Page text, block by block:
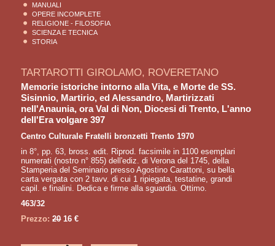
MANUALI
OPERE INCOMPLETE
RELIGIONE - FILOSOFIA
SCIENZA E TECNICA
STORIA
TARTAROTTI GIROLAMO, ROVERETANO
Memorie istoriche intorno alla Vita, e Morte de SS.
Sisinnio, Martirio, ed Alessandro, Martirizzati
nell'Anaunia, ora Val di Non, Diocesi di Trento, L'anno
dell'Era volgare 397
Centro Culturale Fratelli bronzetti Trento 1970
in 8°, pp. 63, bross. edit. Riprod. facsimile in 1100 esemplari
numerati (nostro n° 855) dell'ediz. di Verona del 1745, della
Stamperia del Seminario presso Agostino Carattoni, su bella
carta vergata con 2 tavv. di cui 1 ripiegata, testatine, grandi
capil. e finalini. Dedica e firme alla sguardia. Ottimo.
463/32
Prezzo: 2016 €